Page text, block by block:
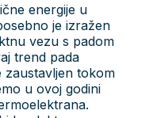
energije u
je izražen
vezu s padom
trend pada
zaustavljen tokom
u ovoj godini